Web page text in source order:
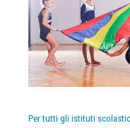
Per tutti gli istituti